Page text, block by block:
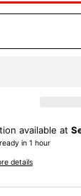
available at
in 1 hour
details